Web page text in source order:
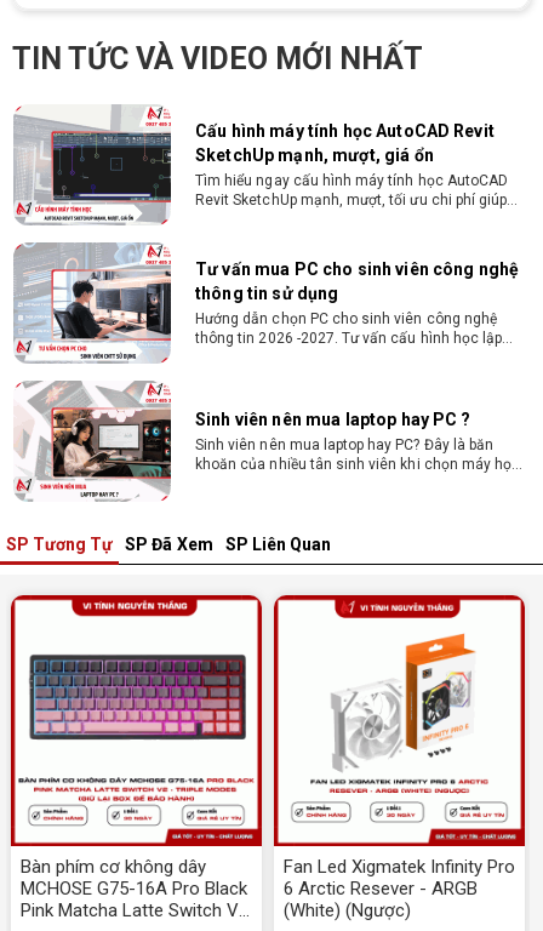
TIN TỨC VÀ VIDEO MỚI NHẤT
họa từ 2D, dựng video đến 3D
Hướng dẫn chọn PC cho sinh viên thiết kế đồ họa
từ 2D, dựng video đến 3D. Cấu hình tối ưu, dùng
Cấu hình máy tính học AutoCAD Revit
SketchUp mạnh, mượt, giá ổn
Tìm hiểu ngay cấu hình máy tính học AutoCAD
Revit SketchUp mạnh, mượt, tối ưu chi phí giúp
Tư vấn mua PC cho sinh viên công nghệ
thông tin sử dụng
Hướng dẫn chọn PC cho sinh viên công nghệ
thông tin 2026 -2027. Tư vấn cấu hình học lập
Sinh viên nên mua laptop hay PC ?
Sinh viên nên mua laptop hay PC? Đây là băn
khoăn của nhiều tân sinh viên khi chọn máy học
Laptop Sinh Viên 15–20 Triệu 2026: Cấu
Hình Nào Đáng Tiền?
Tìm laptop sinh viên 15–20 triệu phù hợp ngành
học năm 2026? Khám phá cách chọn cấu hình,
RAM, SSD, màn hình và khả năng nâng cấp hợp lý.
Tổng hợp 7 laptop sinh viên dưới 15 triệu
nên mua
Bạn tìm laptop cho sinh viên dưới 15 triệu mượt
mà, bền bỉ? Xem ngay gợi ý các thương hiệu
laptop bền, cấu hình mạnh cho sinh viên sử dụng
4 năm đại học.
Dịch vụ build PC đồ họa tại Đồng Nai theo
yêu cầu, giá tốt, uy tín
Dịch vụ build PC đồ họa tại Đồng Nai theo yêu
cầu uy tín, tối ưu cấu hình xử lý 3D và dựng video
mượt mà. Đăng ký nhận tư vấn và báo giá chi tiết
SP Tương Tự SP Đã Xem SP Liên Quan
Bàn phím cơ không dây
MCHOSE G75-16A Pro Black
Pink Matcha Latte Switch V2
Fan Led Xigmatek Infinity Pro
6 Arctic Resever - ARGB
(White) (Ngược)